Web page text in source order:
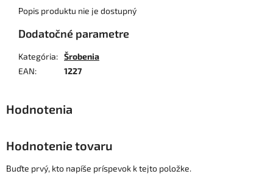
Popis produktu nie je dostupný
Dodatočné parametre
Kategória: Šrobenia
EAN: 1227
Hodnotenie tovaru
Buďte prvý, kto napíše príspevok k tejto položke.